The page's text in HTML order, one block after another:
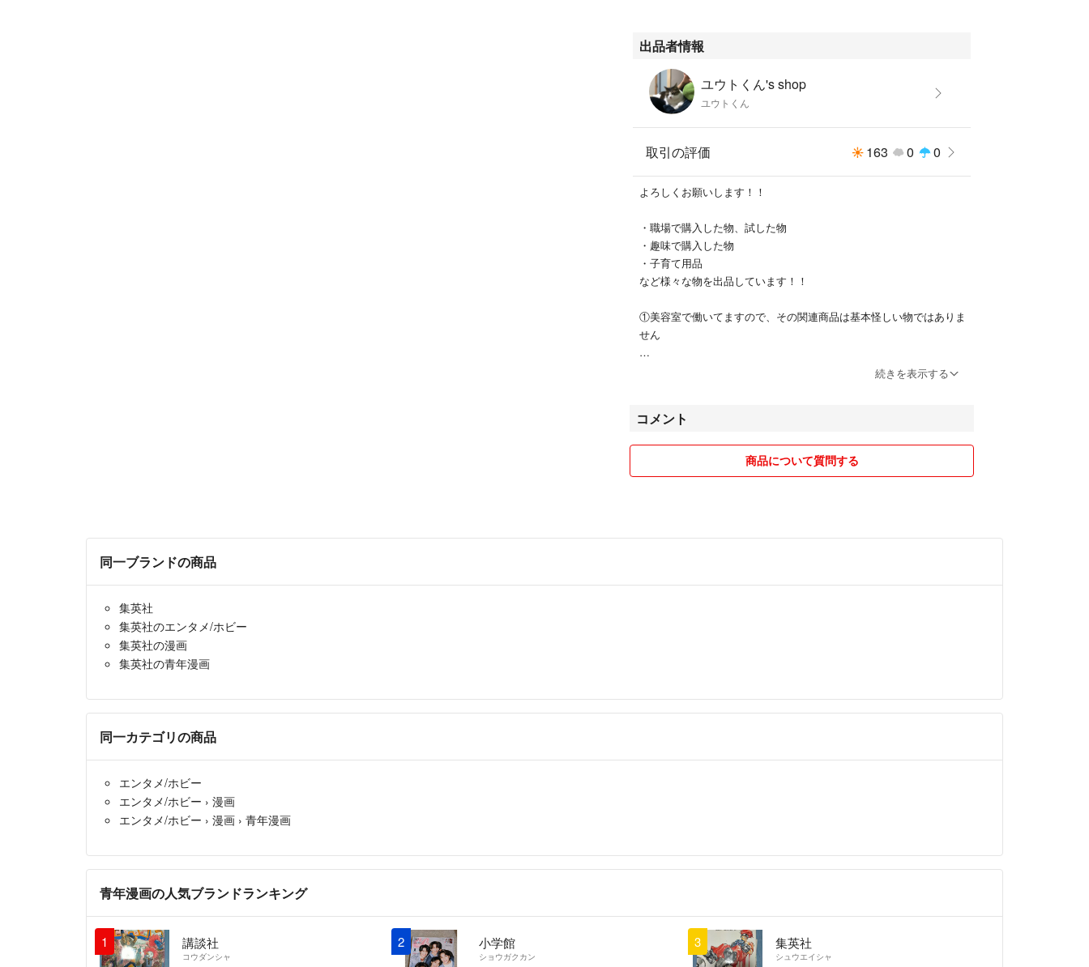
出品者情報
ユウトくん's shop
ユウトくん
取引の評価 163 0 0
よろしくお願いします！！
・職場で購入した物、試した物
・趣味で購入した物
・子育て用品
など様々な物を出品しています！！
①美容室で働いてますので、その関連商品は基本怪しい物ではありま
せん
②出品物は基本そのまま伝票を貼って発送したり、厳重に梱包などは
❸オフィシャルな物以外(出どころのわからない物)は出品しないので
安心してご購入ください
④出品物の発送は当日から翌日までに発送できるように全力で頑張り
❻購入後、取り引き途中、キャンセル、返品など基本ルール以外の迷
続きを表示する
コメント
商品について質問する
同一ブランドの商品
集英社
集英社のエンタメ/ホビー
集英社の漫画
集英社の青年漫画
同一カテゴリの商品
エンタメ/ホビー
エンタメ/ホビー › 漫画
エンタメ/ホビー › 漫画 › 青年漫画
青年漫画の人気ブランドランキング
1 講談社
コウダンシャ
2 小学館
ショウガクカン
3 集英社
シュウエイシャ